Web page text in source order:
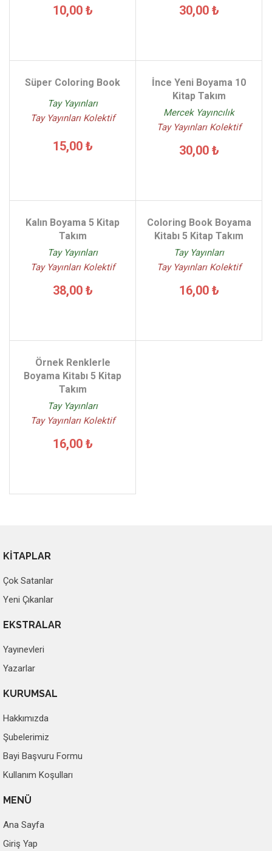
10,00 ₺ 30,00 ₺
Süper Coloring Book
Tay Yayınları
Tay Yayınları Kolektif
15,00 ₺
İnce Yeni Boyama 10
Kitap Takım
Mercek Yayıncılık
Tay Yayınları Kolektif
30,00 ₺
Kalın Boyama 5 Kitap
Takım
Tay Yayınları
Tay Yayınları Kolektif
38,00 ₺
Coloring Book Boyama
Kitabı 5 Kitap Takım
Tay Yayınları
Tay Yayınları Kolektif
16,00 ₺
Örnek Renklerle
Boyama Kitabı 5 Kitap
Takım
Tay Yayınları
Tay Yayınları Kolektif
16,00 ₺
KİTAPLAR
Çok Satanlar
Yeni Çıkanlar
EKSTRALAR
Yayınevleri
Yazarlar
KURUMSAL
Hakkımızda
Şubelerimiz
Bayi Başvuru Formu
Kullanım Koşulları
MENÜ
Ana Sayfa
Giriş Yap